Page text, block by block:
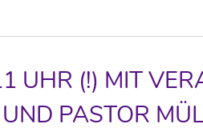
UHR (!) MIT
PASTOR